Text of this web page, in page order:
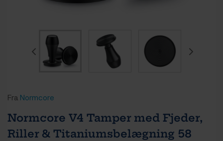
Fra Normcore
Normcore V4 Tamper med Fjeder,
Riller & Titaniumsbelægning 58